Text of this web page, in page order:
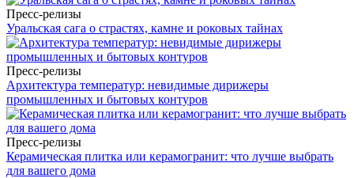
Пресс-релизы
Уральская сага о страстях, камне и роковых тайнах
Пресс-релизы
Архитектура температур: невидимые дирижеры
промышленных и бытовых контуров
Пресс-релизы
Керамическая плитка или керамогранит: что лучше выбрать
для вашего дома